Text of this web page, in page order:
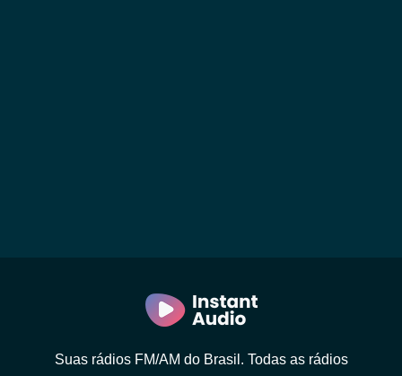
Suas rádios FM/AM do Brasil. Todas as rádios